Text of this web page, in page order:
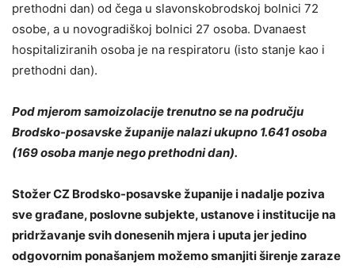
prethodni dan) od čega u slavonskobrodskoj bolnici 72
osobe, a u novogradiškoj bolnici 27 osoba. Dvanaest
hospitaliziranih osoba je na respiratoru (isto stanje kao i
prethodni dan).
Pod mjerom samoizolacije trenutno se na području
Brodsko-posavske županije nalazi ukupno 1.641 osoba
(169 osoba manje nego prethodni dan).
Stožer CZ Brodsko-posavske županije i nadalje poziva
sve građane, poslovne subjekte, ustanove i institucije na
pridržavanje svih donesenih mjera i uputa jer jedino
odgovornim ponašanjem možemo smanjiti širenje zaraze